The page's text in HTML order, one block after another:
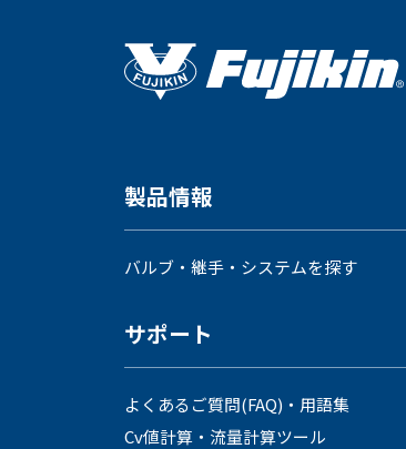
製品情報
バルブ・継手・システムを探す
サポート
よくあるご質問(FAQ)・用語集
Cv値計算・流量計算ツール